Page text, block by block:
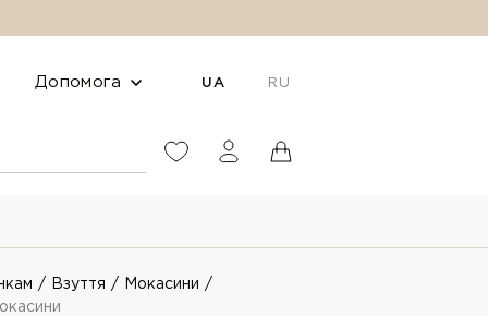
Допомога UA RU
Взуття
Мокасини